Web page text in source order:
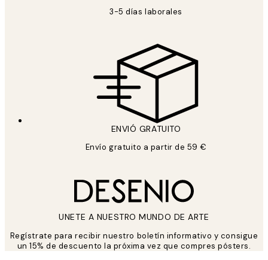
3-5 días laborales
ENVIÓ GRATUITO
Envío gratuito a partir de 59 €
UNETE A NUESTRO MUNDO DE ARTE
Regístrate para recibir nuestro boletín informativo y consigue
un 15% de descuento la próxima vez que compres pósters.